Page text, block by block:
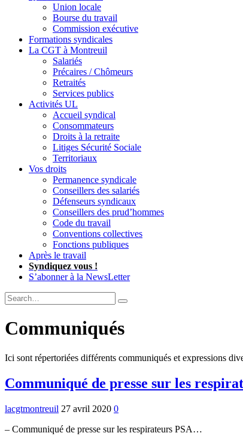
Union locale
Bourse du travail
Commission exécutive
Formations syndicales
La CGT à Montreuil
Salariés
Précaires / Chômeurs
Retraités
Services publics
Activités UL
Accueil syndical
Consommateurs
Droits à la retraite
Litiges Sécurité Sociale
Territoriaux
Vos droits
Permanence syndicale
Conseillers des salariés
Défenseurs syndicaux
Conseillers des prud’hommes
Code du travail
Conventions collectives
Fonctions publiques
Après le travail
Syndiquez vous !
S’abonner à la NewsLetter
Expand
Search
Search
Communiqués
Ici sont répertoriées différents communiqués et expressions
Communiqué de presse sur les
lacgtmontreuil 27 avril 2020 0
– Communiqué de presse sur les respirateurs PSA…